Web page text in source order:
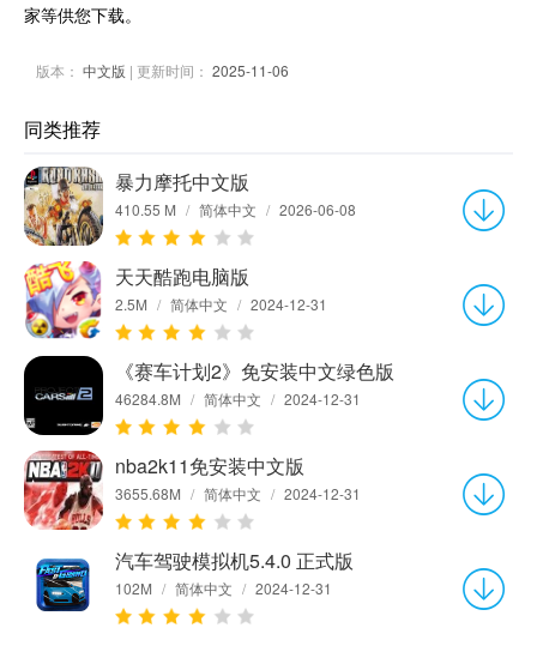
家等供您下载。
版本： 中文版 | 更新时间： 2025-11-06
同类推荐
暴力摩托中文版
410.55 M / 简体中文 / 2026-06-08
天天酷跑电脑版
2.5M / 简体中文 / 2024-12-31
《赛车计划2》免安装中文绿色版
46284.8M / 简体中文 / 2024-12-31
nba2k11免安装中文版
3655.68M / 简体中文 / 2024-12-31
汽车驾驶模拟机5.4.0 正式版
102M / 简体中文 / 2024-12-31